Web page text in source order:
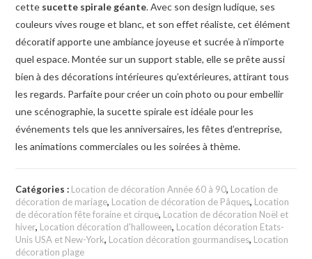
cette sucette spirale géante. Avec son design ludique, ses
couleurs vives rouge et blanc, et son effet réaliste, cet élément
décoratif apporte une ambiance joyeuse et sucrée à n’importe
quel espace. Montée sur un support stable, elle se prête aussi
bien à des décorations intérieures qu’extérieures, attirant tous
les regards. Parfaite pour créer un coin photo ou pour embellir
une scénographie, la sucette spirale est idéale pour les
événements tels que les anniversaires, les fêtes d’entreprise,
les animations commerciales ou les soirées à thème.
Catégories : Location de décoration Année 60 à 90, Location de
décoration de mariage, Location de décoration de Pâques, Location
de décoration fête foraine et cirque, Location de décoration Noël et
hiver, Location décoration d'halloween, Location décoration Etats-
Unis USA et New-York, Location décoration gourmandises, Location
décoration plage